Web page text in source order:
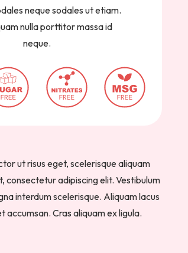
neque sodales ut etiam.
nulla porttitor massa id
neque.
ut risus eget, scelerisque aliquam
consectetur adipiscing elit. Vestibulum
interdum scelerisque. Aliquam lacus
accumsan. Cras aliquam ex ligula.